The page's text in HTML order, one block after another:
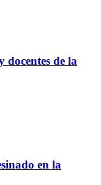
docentes de la
en la